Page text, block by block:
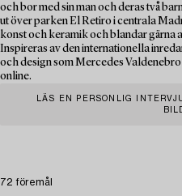
och bor med sin man och deras två
ut över parken El Retiro i centrala
konst och keramik och blandar gärna
Inspireras av den internationella
och design som Mercedes
online.
LÄS EN PERSONLIG
72 föremål